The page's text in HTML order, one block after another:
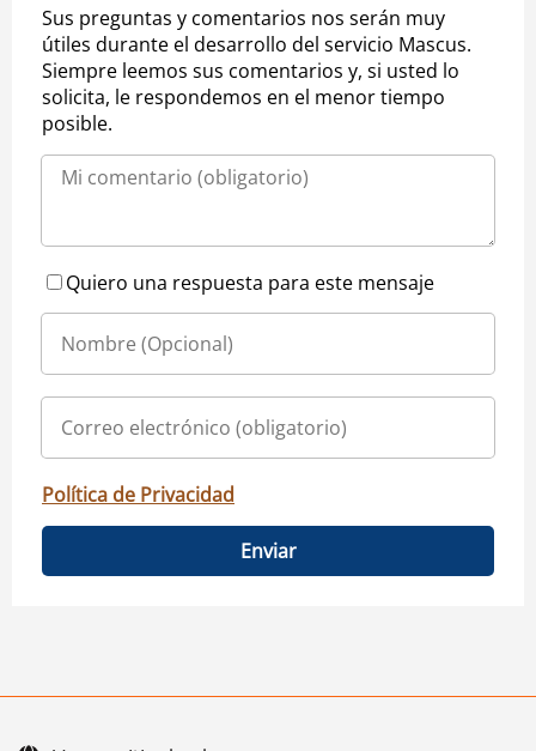
Sus preguntas y comentarios nos serán muy
útiles durante el desarrollo del servicio Mascus.
Siempre leemos sus comentarios y, si usted lo
solicita, le respondemos en el menor tiempo
posible.
Quiero una respuesta para este mensaje
Política de Privacidad
Enviar